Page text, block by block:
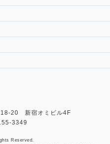
20 新宿オミビル4F
3349
Reserved.